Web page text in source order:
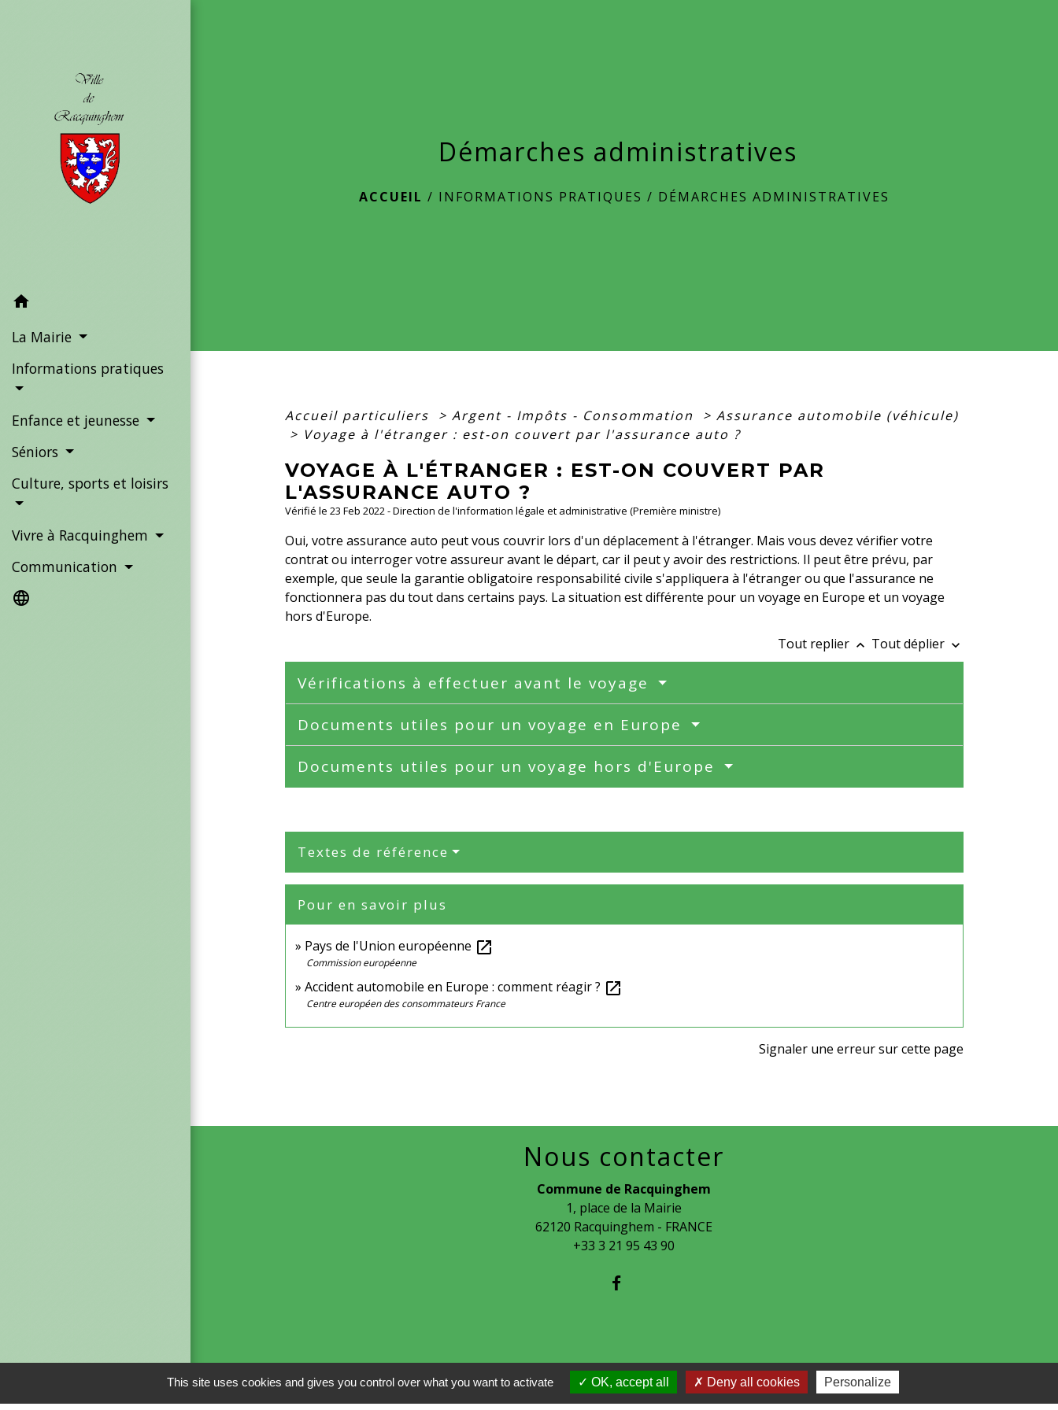
home
La Mairie
Informations pratiques
Enfance et jeunesse
Séniors
Culture, sports et loisirs
Vivre à Racquinghem
Communication
language
Démarches administratives
ACCUEIL / INFORMATIONS PRATIQUES / DÉMARCHES ADMINISTRATIVES
Accueil particuliers > Argent - Impôts - Consommation > Assurance automobile (véhicule)
> Voyage à l'étranger : est-on couvert par l'assurance auto ?
VOYAGE À L'ÉTRANGER : EST-ON COUVERT PAR
L'ASSURANCE AUTO ?
Vérifié le 23 Feb 2022 - Direction de l'information légale et administrative (Première ministre)
Oui, votre assurance auto peut vous couvrir lors d'un déplacement à l'étranger. Mais vous devez vérifier votre
contrat ou interroger votre assureur avant le départ, car il peut y avoir des restrictions. Il peut être prévu, par
exemple, que seule la garantie obligatoire responsabilité civile s'appliquera à l'étranger ou que l'assurance ne
fonctionnera pas du tout dans certains pays. La situation est différente pour un voyage en Europe et un voyage
hors d'Europe.
Tout replier keyboard_arrow_up Tout déplier keyboard_arrow_down
Vérifications à effectuer avant le voyage
Documents utiles pour un voyage en Europe
Documents utiles pour un voyage hors d'Europe
Textes de référence
Pour en savoir plus
Pays de l'Union européenne open_in_new
Commission européenne
Accident automobile en Europe : comment réagir ? open_in_new
Centre européen des consommateurs France
Signaler une erreur sur cette page
Nous contacter
Commune de Racquinghem
1, place de la Mairie
62120 Racquinghem - FRANCE
+33 3 21 95 43 90
Liens
This site uses cookies and gives you control over what you want to activate OK, accept all Deny all cookies Personalize